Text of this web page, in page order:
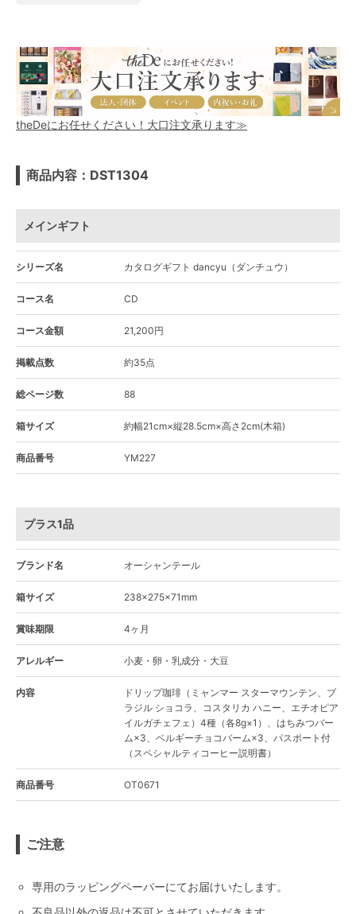
theDeにお任せください！大口注文承ります≫
商品内容：DST1304
メインギフト
シリーズ名 カタログギフト dancyu（ダンチュウ）
コース名 CD
コース金額 21,200円
掲載点数 約35点
総ページ数 88
箱サイズ 約幅21cm×縦28.5cm×高さ2cm(木箱)
商品番号 YM227
プラス1品
ブランド名 オーシャンテール
箱サイズ 238×275×71mm
賞味期限 4ヶ月
アレルギー 小麦・卵・乳成分・大豆
内容
ドリップ珈琲（ミャンマー スターマウンテン、ブ
ラジル ショコラ、コスタリカ ハニー、エチオピア
イルガチェフェ）4種（各8g×1）、はちみつバー
ム×3、ベルギーチョコバーム×3、パスポート付
（スペシャルティコーヒー説明書）
商品番号 OT0671
ご注意
専用のラッピングペーパーにてお届けいたします。